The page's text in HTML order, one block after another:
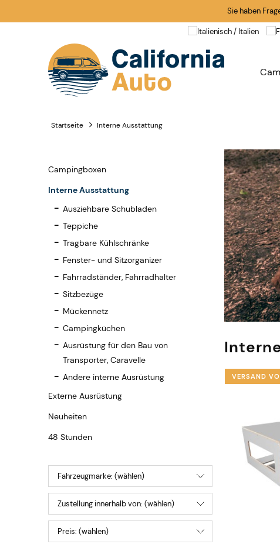
Sie haben
Startseite Interne Ausstattung
Campingboxen
Interne Ausstattung
Ausziehbare Schubladen
Teppiche
Tragbare Kühlschränke
Fenster- und Sitzorganizer
Fahrradständer, Fahrradhalter
Sitzbezüge
Mückennetz
Campingküchen
Ausrüstung für den Bau von
Transporter, Caravelle
Andere interne Ausrüstung
Externe Ausrüstung
Neuheiten
48 Stunden
Fahrzeugmarke: (wählen)
Zustellung innerhalb von: (wählen)
Preis: (wählen)
VERSAND